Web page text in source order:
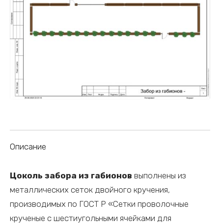
Описание
Цоколь забора из габионов выполнены из
металлических сеток двойного кручения,
производимых по ГОСТ Р «Сетки проволочные
крученые с шестиугольными ячейками для